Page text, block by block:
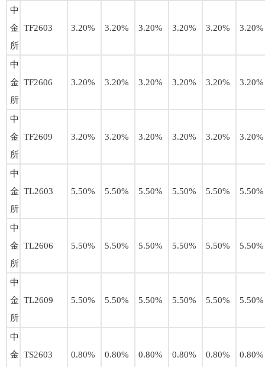
中
金
所
TF2603 3.20% 3.20% 3.20% 3.20% 3.20% 3.20%
中
金
所
TF2606 3.20% 3.20% 3.20% 3.20% 3.20% 3.20%
中
金
所
TF2609 3.20% 3.20% 3.20% 3.20% 3.20% 3.20%
中
金
所
TL2603 5.50% 5.50% 5.50% 5.50% 5.50% 5.50%
中
金
所
TL2606 5.50% 5.50% 5.50% 5.50% 5.50% 5.50%
中
金
所
TL2609 5.50% 5.50% 5.50% 5.50% 5.50% 5.50%
中
金 TS2603 0.80% 0.80% 0.80% 0.80% 0.80% 0.80%